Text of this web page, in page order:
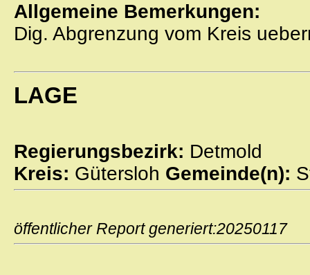
Allgemeine Bemerkungen:
Dig. Abgrenzung vom Kreis
LAGE
Regierungsbezirk: Detmold
Kreis: Gütersloh Gemeinde(n):
öffentlicher Report